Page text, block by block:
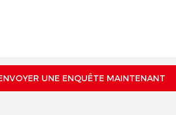
UNE ENQUÊTE MAINTENANT